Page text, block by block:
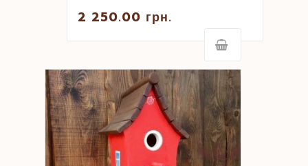
2 250.00 грн.